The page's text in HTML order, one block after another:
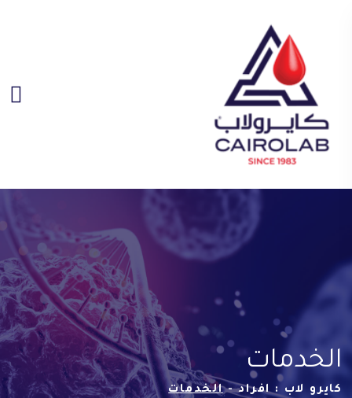
الخدمات
كايرو لاب : افراد -الخدمات